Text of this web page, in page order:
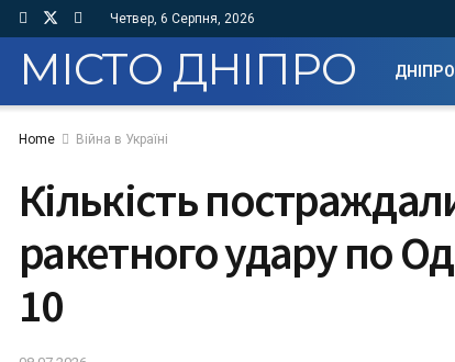
Четвер, 6 Серпня, 2026
МІСТО ДНІПРО ДНІПРО
Home Війна в Україні
Кількість
ракетного удару по
10